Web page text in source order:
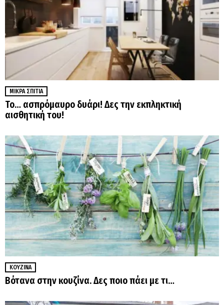
ΜΙΚΡΆ ΣΠΊΤΙΑ
Το… ασπρόμαυρο δυάρι! Δες την εκπληκτική
αισθητική του!
ΚΟΥΖΊΝΑ
Βότανα στην κουζίνα. Δες ποιο πάει με τι…